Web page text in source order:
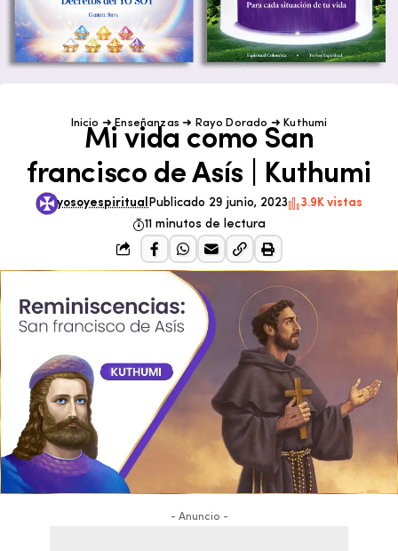
Inicio ➜ Enseñanzas ➜ Rayo Dorado ➜ Kuthumi
Mi vida como San
francisco de Asís | Kuthumi
yosoyespiritual Publicado 29 junio, 2023
3.9K vistas
11 minutos de lectura
- Anuncio -